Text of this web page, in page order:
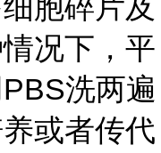
胞碎片及
况下，平
洗两遍
或者传代